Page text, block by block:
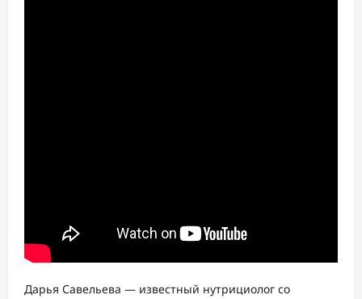
Дарья Савельева — известный нутрициолог со